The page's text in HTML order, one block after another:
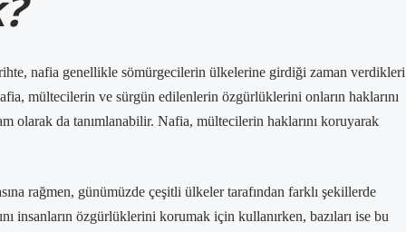
nafia genellikle sömürgecilerin ülkelerine girdiği zaman verdikleri
mültecilerin ve sürgün edilenlerin özgürlüklerini onların haklarını
olarak da tanımlanabilir. Nafia, mültecilerin haklarını koruyarak
rağmen, günümüzde çeşitli ülkeler tarafından farklı şekillerde
insanların özgürlüklerini korumak için kullanırken, bazıları ise bu